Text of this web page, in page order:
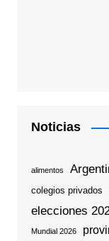
Noticias
alimentos
colegios privados
elecciones
Mundial 2026